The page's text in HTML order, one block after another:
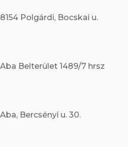
Polgárdi, Bocskai u.
Belterület 1489/7 hrsz
Bercsényi u. 30.